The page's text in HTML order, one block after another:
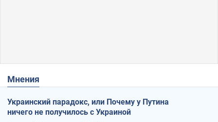
Мнения
Украинский парадокс, или Почему у Путина
ничего не получилось с Украиной